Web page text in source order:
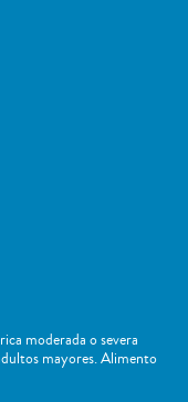
moderada o severa
mayores. Alimento